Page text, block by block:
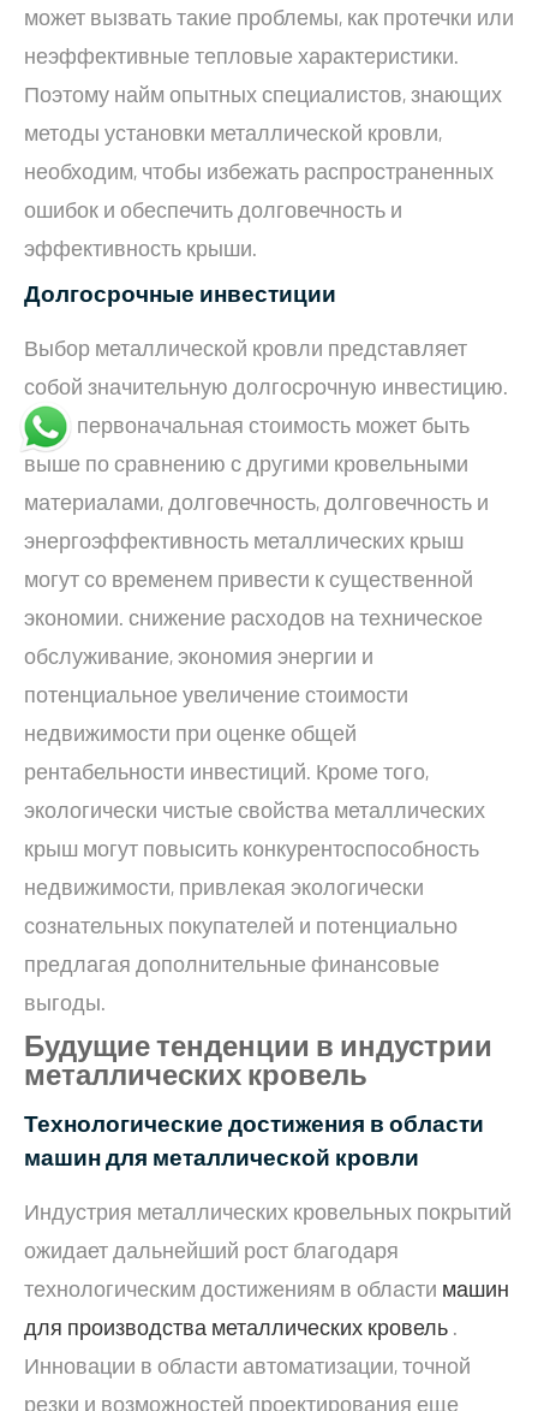
может вызвать такие проблемы, как протечки или
неэффективные тепловые характеристики.
Поэтому найм опытных специалистов, знающих
методы установки металлической кровли,
необходим, чтобы избежать распространенных
ошибок и обеспечить долговечность и
эффективность крыши.
Долгосрочные инвестиции
Выбор металлической кровли представляет
собой значительную долгосрочную инвестицию.
Хотя первоначальная стоимость может быть
выше по сравнению с другими кровельными
материалами, долговечность, долговечность и
энергоэффективность металлических крыш
могут со временем привести к существенной
экономии. снижение расходов на техническое
обслуживание, экономия энергии и
потенциальное увеличение стоимости
недвижимости при оценке общей
рентабельности инвестиций. Кроме того,
экологически чистые свойства металлических
крыш могут повысить конкурентоспособность
недвижимости, привлекая экологически
сознательных покупателей и потенциально
предлагая дополнительные финансовые
выгоды.
Будущие тенденции в индустрии
металлических кровель
Технологические достижения в области
машин для металлической кровли
Индустрия металлических кровельных покрытий
ожидает дальнейший рост благодаря
технологическим достижениям в области машин
для производства металлических кровель .
Инновации в области автоматизации, точной
резки и возможностей проектирования еще